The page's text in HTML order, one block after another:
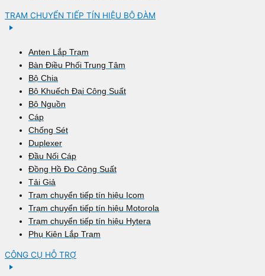
TRẠM CHUYỂN TIẾP TÍN HIỆU BỘ ĐÀM
Anten Lắp Trạm
Bàn Điều Phối Trung Tâm
Bộ Chia
Bộ Khuếch Đại Công Suất
Bộ Nguồn
Cáp
Chống Sét
Duplexer
Đầu Nối Cáp
Đồng Hồ Đo Công Suất
Tải Giả
Trạm chuyển tiếp tín hiệu Icom
Trạm chuyển tiếp tín hiệu Motorola
Trạm chuyển tiếp tín hiệu Hytera
Phụ Kiện Lắp Trạm
CÔNG CỤ HỖ TRỢ